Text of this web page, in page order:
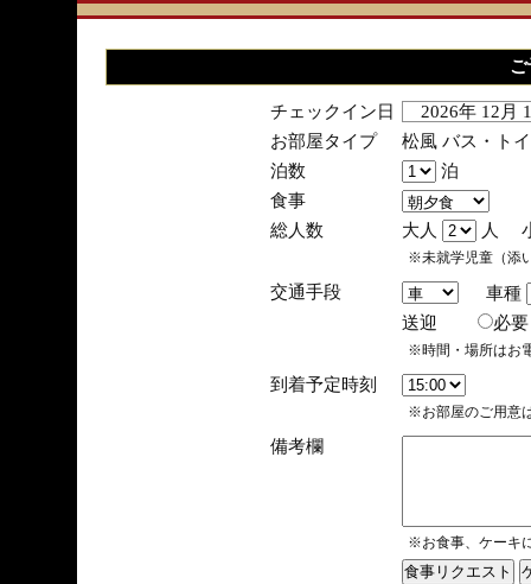
チェックイン日
2026年 12
お部屋タイプ
松風 バス・ト
泊数
泊
食事
総人数
大人 人
※未就学児童（添
交通手段
車種
送迎
※時間・場所はお
到着予定時刻
※お部屋のご用意
備考欄
※お食事、ケーキ